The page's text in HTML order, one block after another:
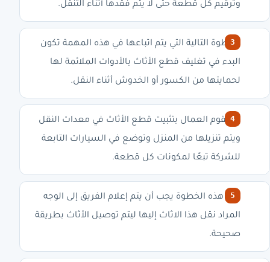
وترقيم كل قطعة حتى لا يتم فقدها أثناء التنقل.
الخطوة التالية التي يتم اتباعها في هذه المهمة تكون
البدء في تغليف قطع الأثاث بالأدوات الملائمة لها
لحمايتها من الكسور أو الخدوش أثناء النقل.
ثم يقوم العمال بتثبيت قطع الأثاث في معدات النقل
ويتم تنزيلها من المنزل وتوضع في السيارات التابعة
للشركة تبعًا لمكونات كل قطعة.
بعد هذه الخطوة يجب أن يتم إعلام الفريق إلى الوجه
المراد نقل هذا الاثاث إليها ليتم توصيل الأثاث بطريقة
صحيحة.